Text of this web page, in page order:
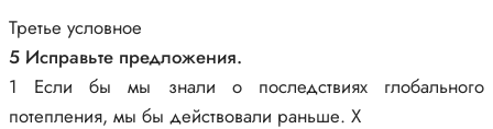
Третье условное
5 Исправьте предложения.
1 Если бы мы знали о последствиях глобального
потепления, мы бы действовали раньше. X